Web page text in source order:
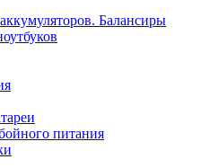
Балансиры
питания